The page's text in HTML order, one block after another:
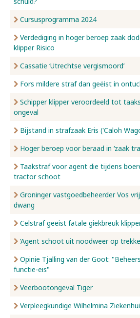
Cursusprogramma 2024
Verdediging in hoger beroep zaak
klipper Risico
Cassatie ‘Utrechtse vergismoord’
Fors mildere straf dan geëist in
Schipper klipper veroordeeld tot
ongeval
Bijstand in strafzaak Eris ('Caloh
Hoger beroep voor beraad in ‘zaak
Taakstraf voor agent die tijdens
tractor schoot
Groninger vastgoedbeheerder Vos
dwang
Celstraf geëist fatale giekbreuk
‘Agent schoot uit noodweer op
Opinie Tjalling van der Goot:
functie-eis"
Veerbootongeval Tiger
Verpleegkundige Wilhelmina